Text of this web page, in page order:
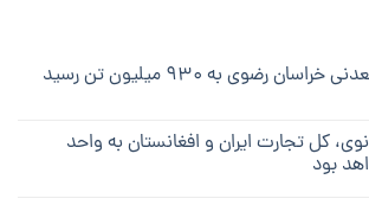
رضوی به ۹۳۰ میلیون تن رسید
کل تجارت ایران و افغانستان به واحد
بود